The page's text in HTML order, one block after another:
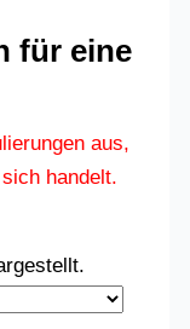
für eine
aus,
handelt.